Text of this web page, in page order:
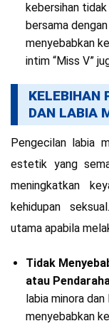
kebersihan
bersama
menyebabkan
intim “Miss V”
KELEBIHAN
DAN LABIA
Pengecilan labia
estetik yang
meningkatkan
kehidupan
utama apabila
Tidak
atau
labia minora
menyebabkan